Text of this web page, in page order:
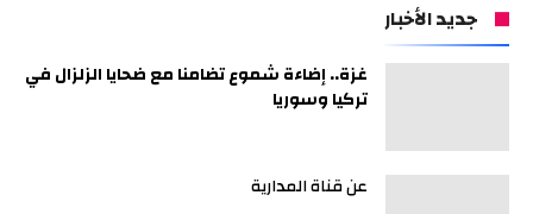
جديد الأخبار
غزة.. إضاءة شموع تضامنا مع ضحايا الزلزال في
تركيا وسوريا
عن قناة المدارية